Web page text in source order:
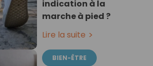
indication à la
marche à pied ?
Lire la suite
BIEN-ÊTRE